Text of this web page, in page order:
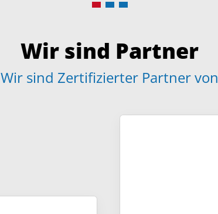
Wir sind Partner
Wir sind Zertifizierter Partner von